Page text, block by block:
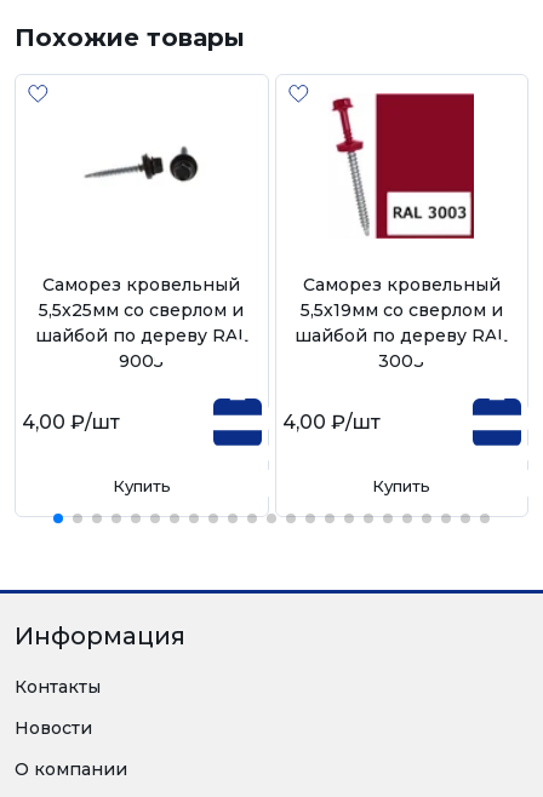
Похожие товары
Саморез кровельный
5,5х25мм со сверлом и
шайбой по дереву RAL
9005
4,00 ₽/шт
Купить
Саморез кровельный
5,5х19мм со сверлом и
шайбой по дереву RAL
3003
4,00 ₽/шт
Купить
Информация
Контакты
Новости
О компании